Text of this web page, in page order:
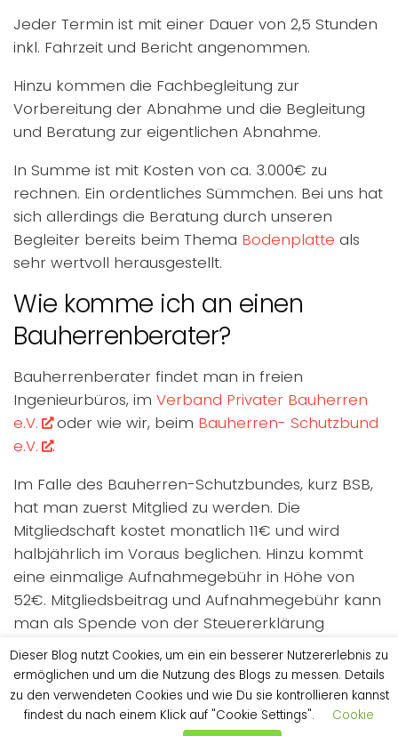
Jeder Termin ist mit einer Dauer von 2,5 Stunden
inkl. Fahrzeit und Bericht angenommen.
Hinzu kommen die Fachbegleitung zur
Vorbereitung der Abnahme und die Begleitung
und Beratung zur eigentlichen Abnahme.
In Summe ist mit Kosten von ca. 3.000€ zu
rechnen. Ein ordentliches Sümmchen. Bei uns hat
sich allerdings die Beratung durch unseren
Begleiter bereits beim Thema Bodenplatte als
sehr wertvoll herausgestellt.
Wie komme ich an einen
Bauherrenberater?
Bauherrenberater findet man in freien
Ingenieurbüros, im Verband Privater Bauherren
e.V.
oder wie wir, beim Bauherren- Schutzbund
e.V.
.
Im Falle des Bauherren-Schutzbundes, kurz BSB,
hat man zuerst Mitglied zu werden. Die
Mitgliedschaft kostet monatlich 11€ und wird
halbjährlich im Voraus beglichen. Hinzu kommt
eine einmalige Aufnahmegebühr in Höhe von
52€. Mitgliedsbeitrag und Aufnahmegebühr kann
man als Spende von der Steuererklärung
absetzen, da der BSB e.V. als gemeinnützig
anerkannt ist.
Nachdem man Mitglied geworden ist, stehen
einem alle Leistungen des BSB offen. So zum
Dieser Blog nutzt Cookies, um ein ein besserer Nutzererlebnis zu
ermöglichen und um die Nutzung des Blogs zu messen. Details
zu den verwendeten Cookies und wie Du sie kontrollieren kannst
findest du nach einem Klick auf "Cookie Settings".
Cookie